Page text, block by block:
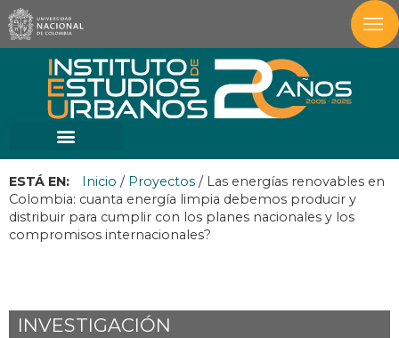
ESTÁ EN: Inicio / Proyectos / Las energías renovables en
Colombia: cuanta energía limpia debemos producir y
distribuir para cumplir con los planes nacionales y los
compromisos internacionales?
INVESTIGACIÓN